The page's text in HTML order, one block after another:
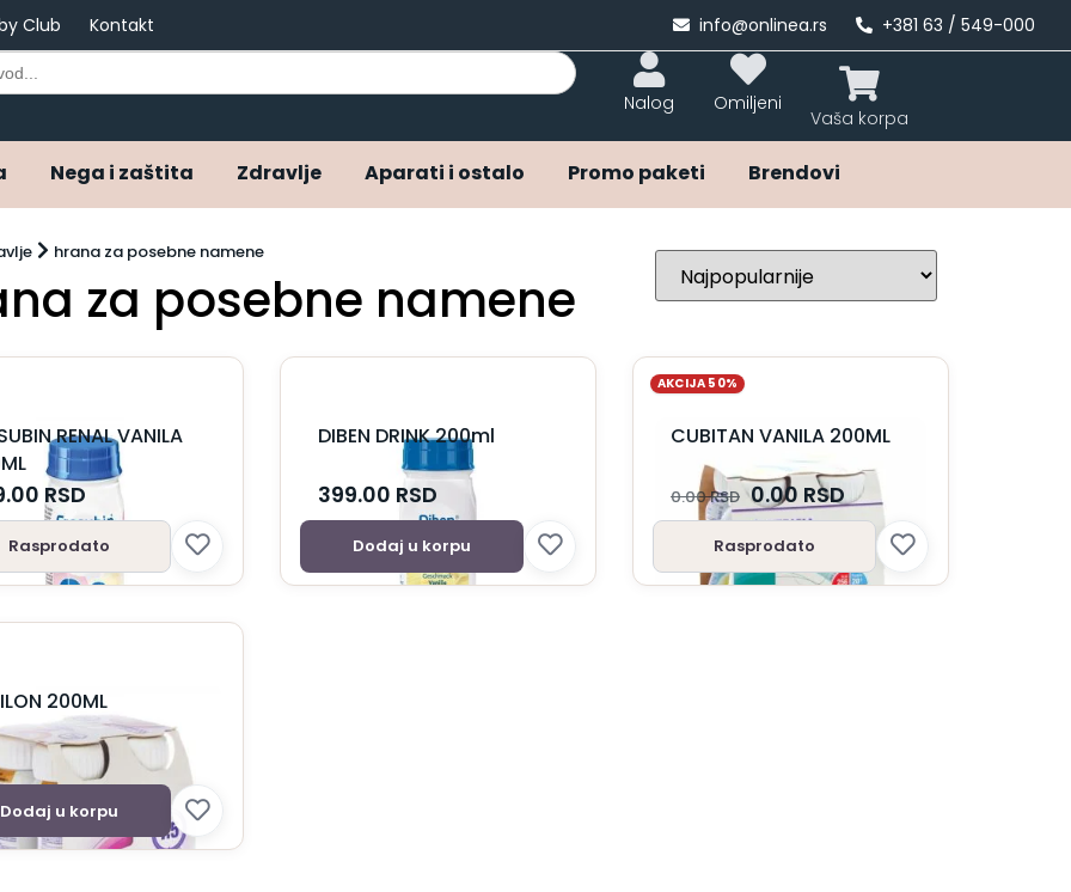
Club Kontakt info@onlinea.rs +381 63 / 549-000
Nalog Omiljeni
Nega i zaštita Zdravlje Aparati i ostalo Promo paketi
Brendovi
hrana za posebne namene
za posebne namene
RENAL VANILA
RSD
Rasprodato
DIBEN DRINK 200ml
399.00 RSD
Dodaj u korpu
AKCIJA 50%
CUBITAN VANILA 200ML
0.00RSD 0.00 RSD
Rasprodato
200ML
Dodaj u korpu